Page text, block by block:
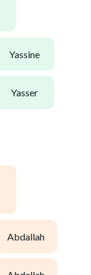
yassine
yasser
abdallah